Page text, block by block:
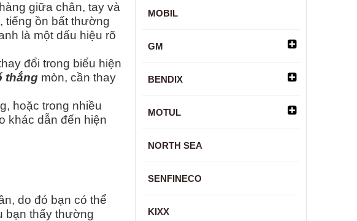
giữa chân, tay và
tiếng ồn bất thường
là một dấu hiệu rõ
đổi trong biểu hiện
thắng mòn, cần thay
hoặc trong nhiều
khác dẫn đến hiện
do đó bạn có thể
bạn thấy thường
MOBIL
GM
BENDIX
MOTUL
NORTH SEA
SENFINECO
KIXX